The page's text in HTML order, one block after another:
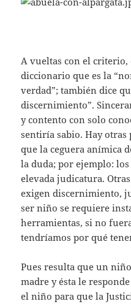
A vueltas con el criterio,
diccionario que es la
verdad”; también dice
discernimiento”.
y contento con solo
sentiría sabio. Hay otras
que la ceguera anímica
la duda; por ejemplo:
elevada judicatura.
exigen discernimiento,
ser niño se requiere
herramientas, si no
tendríamos por qué
Pues resulta que un
madre y ésta le
el niño para que la